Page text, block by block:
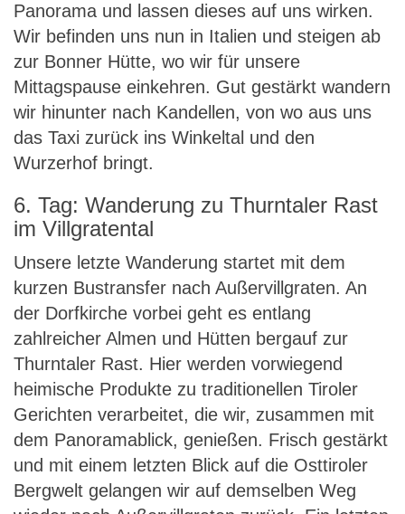
Panorama und lassen dieses auf uns wirken.
Wir befinden uns nun in Italien und steigen ab
zur Bonner Hütte, wo wir für unsere
Mittagspause einkehren. Gut gestärkt wandern
wir hinunter nach Kandellen, von wo aus uns
das Taxi zurück ins Winkeltal und den
Wurzerhof bringt.
6. Tag: Wanderung zu Thurntaler Rast
im Villgratental
Unsere letzte Wanderung startet mit dem
kurzen Bustransfer nach Außervillgraten. An
der Dorfkirche vorbei geht es entlang
zahlreicher Almen und Hütten bergauf zur
Thurntaler Rast. Hier werden vorwiegend
heimische Produkte zu traditionellen Tiroler
Gerichten verarbeitet, die wir, zusammen mit
dem Panoramablick, genießen. Frisch gestärkt
und mit einem letzten Blick auf die Osttiroler
Bergwelt gelangen wir auf demselben Weg